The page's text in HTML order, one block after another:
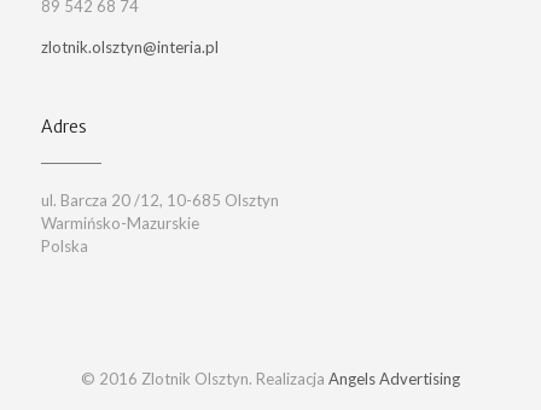
89 542 68 74
zlotnik.olsztyn@interia.pl
Adres
ul. Barcza 20 /12, 10-685 Olsztyn
Warmińsko-Mazurskie
Polska
© 2016 Zlotnik Olsztyn. Realizacja Angels Advertising